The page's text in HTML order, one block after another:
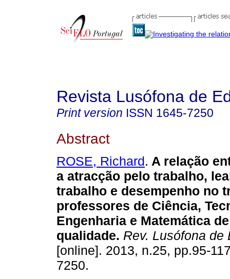
Revista Lusófona de
Print version ISSN 1645-7250
Abstract
ROSE, Richard. A relação
a atracção pelo trabalho,
trabalho e desempenho no
professores de Ciência,
Engenharia e Matemática
qualidade. Rev. Lusófona de
[online]. 2013, n.25, pp.95-
7250.